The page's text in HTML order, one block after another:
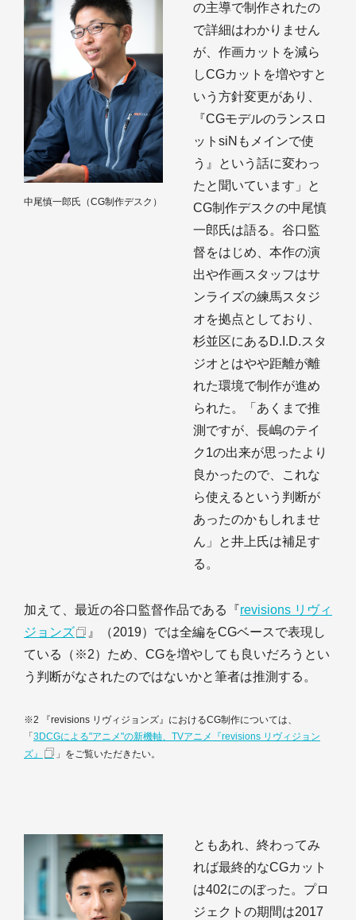
中尾慎一郎氏（CG制作デスク）
の主導で制作されたの
で詳細はわかりません
が、作画カットを減ら
しCGカットを増やすと
いう方針変更があり、
『CGモデルのランスロ
ットsiNもメインで使
う』という話に変わっ
たと聞いています」と
CG制作デスクの中尾慎
一郎氏は語る。谷口監
督をはじめ、本作の演
出や作画スタッフはサ
ンライズの練馬スタジ
オを拠点としており、
杉並区にあるD.I.D.スタ
ジオとはやや距離が離
れた環境で制作が進め
られた。「あくまで推
測ですが、長嶋のテイ
ク1の出来が思ったより
良かったので、これな
ら使えるという判断が
あったのかもしれませ
ん」と井上氏は補足す
る。
加えて、最近の谷口監督作品である『revisions リヴィ
ジョンズ
』（2019）では全編をCGベースで表現し
ている（※2）ため、CGを増やしても良いだろうとい
う判断がなされたのではないかと筆者は推測する。
※2 『revisions リヴィジョンズ』におけるCG制作については、
「 3DCGによる"アニメ"の新機軸、TVアニメ『revisions リヴィジョン
ズ』
」をご覧いただきたい。
ともあれ、終わってみ
れば最終的なCGカット
は402にのぼった。プロ
ジェクトの期間は2017